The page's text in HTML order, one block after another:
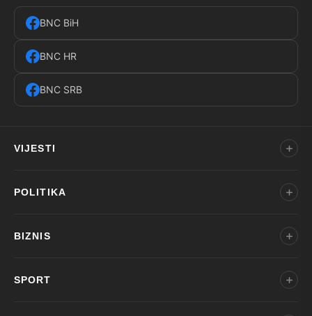
BNC BiH
BNC HR
BNC SRB
VIJESTI
POLITIKA
BIZNIS
SPORT